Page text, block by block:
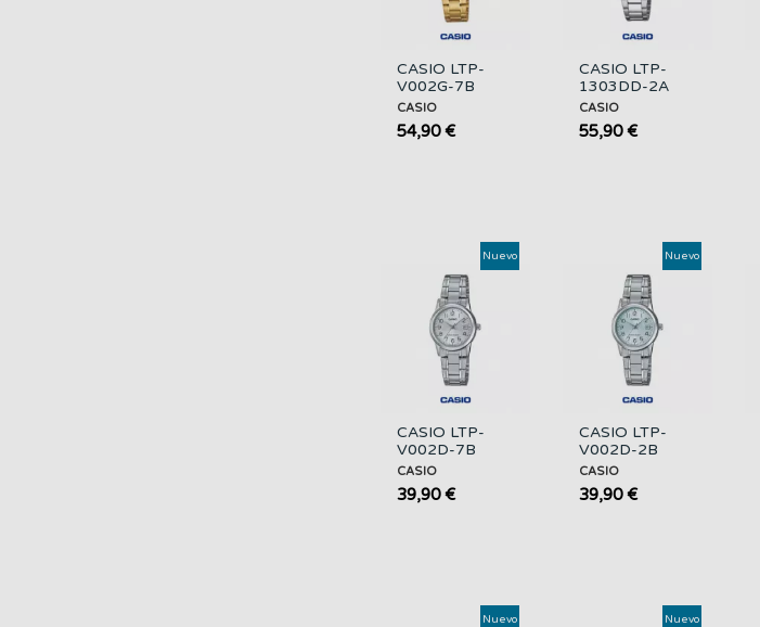
CASIO LTP-
V002G-7B
Reloj Analógico
Mujer Dorado
con Fecha
CASIO
54,90 €
CASIO LTP-
1303DD-2A
Reloj Analógico
Mujer Acero
Esfera Azul
CASIO
55,90 €
CASIO LTP-
V002D-7B
Reloj Analógico
Mujer Acero
con Fecha
CASIO
39,90 €
Nuevo
CASIO LTP-
V002D-2B
Reloj Analógico
Mujer Acero
con Fecha
CASIO
39,90 €
Nuevo
Nuevo Nuevo